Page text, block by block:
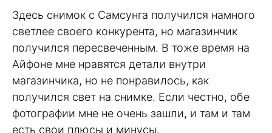
Здесь снимок с Самсунга получился намного
светлее своего конкурента, но магазинчик
получился пересвеченным. В тоже время на
Айфоне мне нравятся детали внутри
магазинчика, но не понравилось, как
получился свет на снимке. Если честно, обе
фотографии мне не очень зашли, и там и там
есть свои плюсы и минусы.